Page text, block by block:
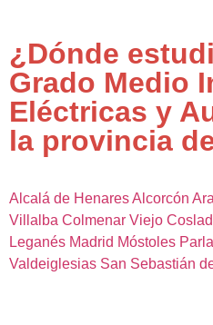
¿Dónde
Grado Medio
Eléctricas y
la provincia
Alcalá de HenaresAlcorcón
Villalba Colmenar Viejo
Leganés Madrid Móstoles Parla
Valdeiglesias San Sebastián